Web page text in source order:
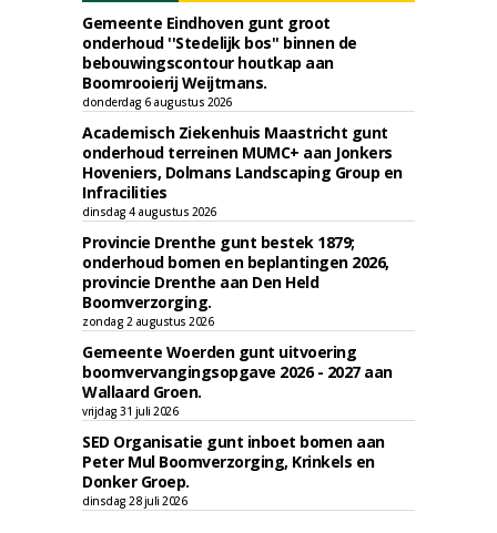
Gemeente Eindhoven gunt groot
onderhoud ''Stedelijk bos'' binnen de
bebouwingscontour houtkap aan
Boomrooierij Weijtmans.
donderdag 6 augustus 2026
Academisch Ziekenhuis Maastricht gunt
onderhoud terreinen MUMC+ aan Jonkers
Hoveniers, Dolmans Landscaping Group en
Infracilities
dinsdag 4 augustus 2026
Provincie Drenthe gunt bestek 1879;
onderhoud bomen en beplantingen 2026,
provincie Drenthe aan Den Held
Boomverzorging.
zondag 2 augustus 2026
Gemeente Woerden gunt uitvoering
boomvervangingsopgave 2026 - 2027 aan
Wallaard Groen.
vrijdag 31 juli 2026
SED Organisatie gunt inboet bomen aan
Peter Mul Boomverzorging, Krinkels en
Donker Groep.
dinsdag 28 juli 2026